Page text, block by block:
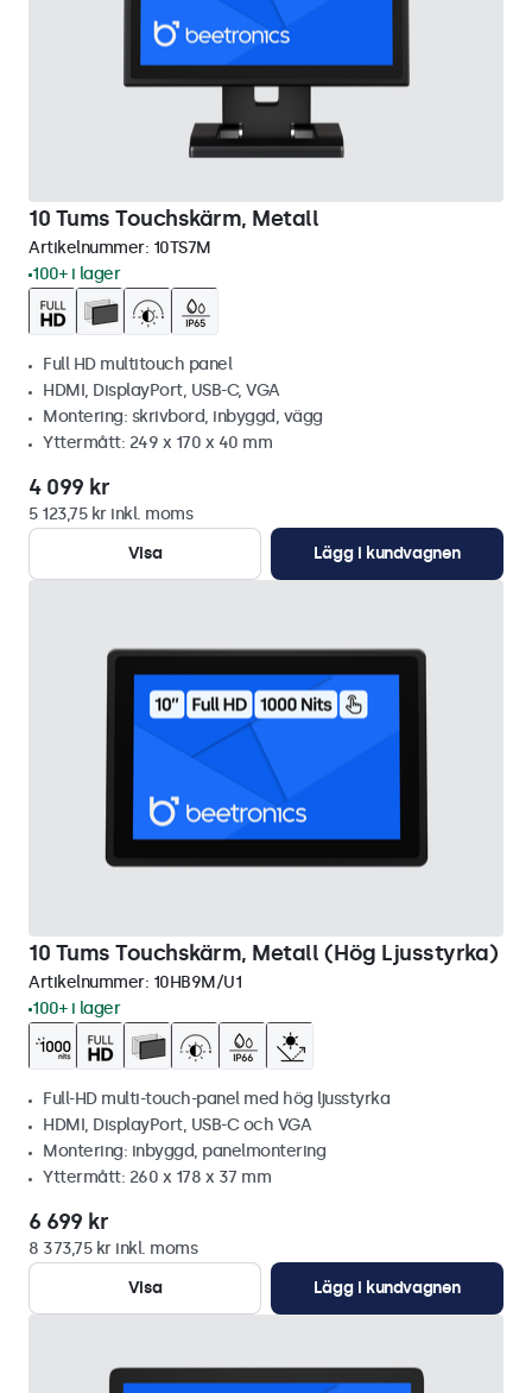
10 Tums Touchskärm, Metall
Artikelnummer: 10TS7M
100+ i lager
Full HD multitouch panel
HDMI, DisplayPort, USB-C, VGA
Montering: skrivbord, inbyggd, vägg
Yttermått: 249 x 170 x 40 mm
4 099 kr
5 123,75 kr inkl. moms
Visa
Lägg i kundvagnen
10 Tums Touchskärm, Metall (Hög Ljusstyrka)
Artikelnummer: 10HB9M/U1
100+ i lager
Full-HD multi-touch-panel med hög ljusstyrka
HDMI, DisplayPort, USB-C och VGA
Montering: inbyggd, panelmontering
Yttermått: 260 x 178 x 37 mm
6 699 kr
8 373,75 kr inkl. moms
Visa
Lägg i kundvagnen